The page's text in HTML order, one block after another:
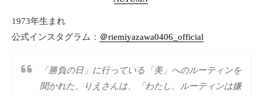
1973年生まれ
公式インスタグラム： ＠riemiyazawa0406_official
「勝負の日」に行っている「美」へのルーティンを
聞かれた、りえさんは、「わたし、ルーティンは嫌